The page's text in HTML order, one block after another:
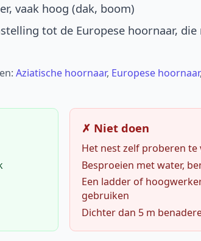
vaak hoog (dak, boom)
tot de Europese hoornaar, die
Aziatische hoornaar, Europese hoornaar,
✗ Niet doen
Het nest zelf proberen te
Besproeien met water,
Een ladder of
gebruiken
Dichter dan 5 m